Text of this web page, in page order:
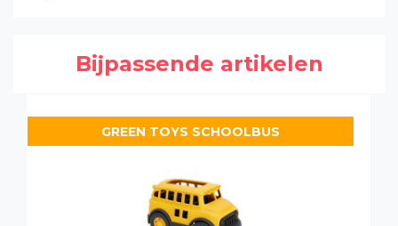
Bijpassende artikelen
GREEN TOYS SCHOOLBUS